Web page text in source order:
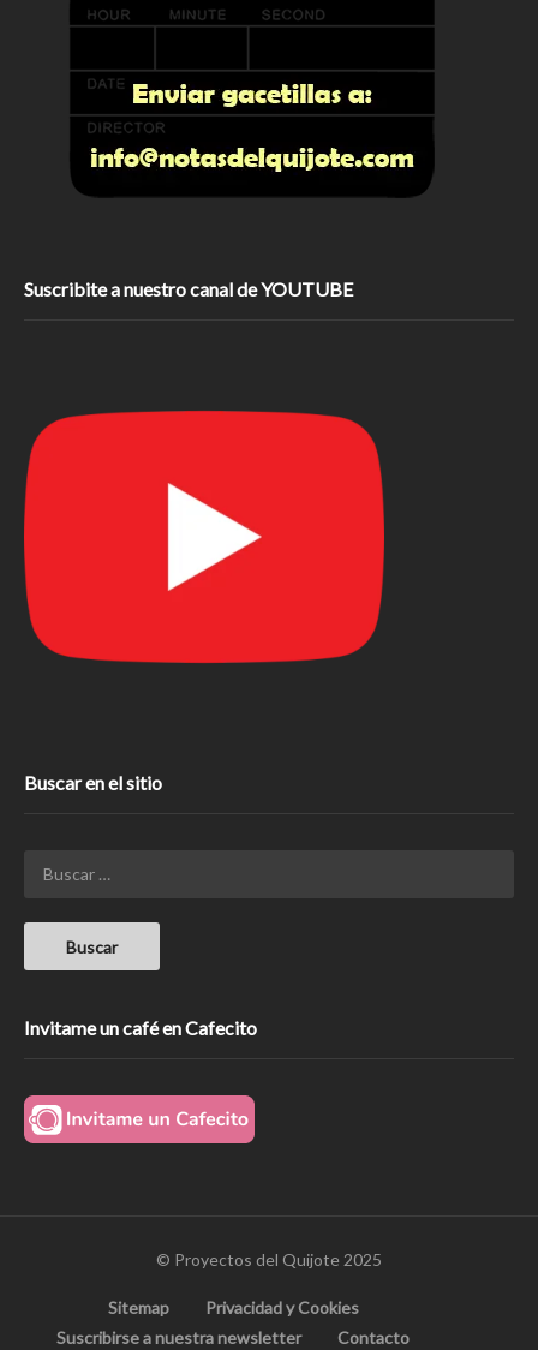
Suscribite a nuestro canal de YOUTUBE
Buscar en el sitio
Invitame un café en Cafecito
© Proyectos del Quijote 2025
Sitemap
Privacidad y Cookies
Suscribirse a nuestra newsletter
Contacto